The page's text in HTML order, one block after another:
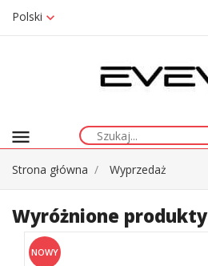
Polski
menu
Strona główna Wyprzedaż
Wyróżnione produkty
NOWY